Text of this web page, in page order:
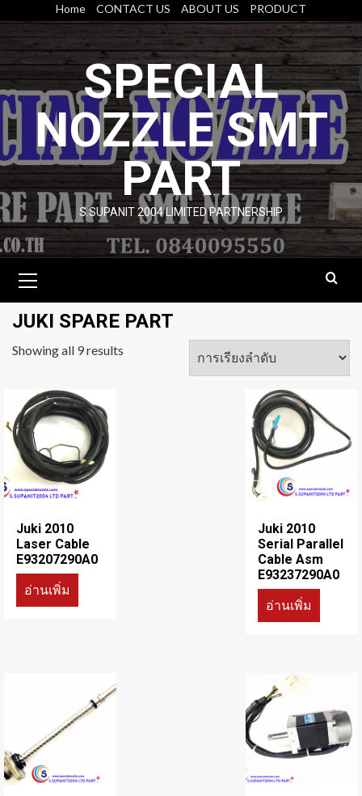
content
Home CONTACT US ABOUT US PRODUCT
SPECIAL
NOZZLE SMT
PART
S.SUPANIT 2004 LIMITED PARTNERSHIP
Menu
JUKI SPARE PART
Showing all 9 results
Juki 2010
Laser Cable
E93207290A0
อ่านเพิ่ม
Juki 2010
Serial Parallel
Cable Asm
E93237290A0
อ่านเพิ่ม